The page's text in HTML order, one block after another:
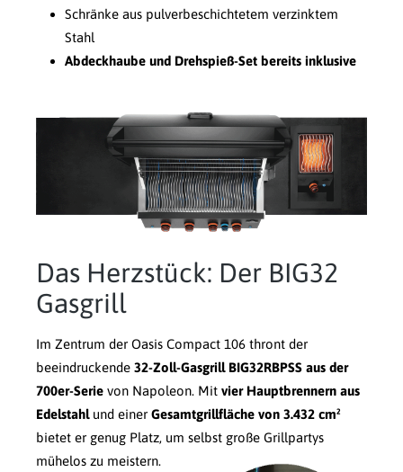
Schränke aus pulverbeschichtetem verzinktem
Stahl
Abdeckhaube und Drehspieß-Set bereits inklusive
Das Herzstück: Der BIG32
Gasgrill
Im Zentrum der Oasis Compact 106 thront der
beeindruckende 32-Zoll-Gasgrill BIG32RBPSS aus der
700er-Serie von Napoleon. Mit vier Hauptbrennern aus
Edelstahlund einer Gesamtgrillfläche von 3.432 cm²
bietet er genug Platz, um selbst große Grillpartys
mühelos zu meistern.